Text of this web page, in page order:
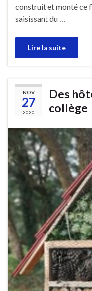
construit et monté ce
saisissant du …
Lire la suite
NOV
27
2020
Des
collège